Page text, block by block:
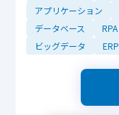
アプリケーション
データベース
RPA
ビッグデータ
ERP